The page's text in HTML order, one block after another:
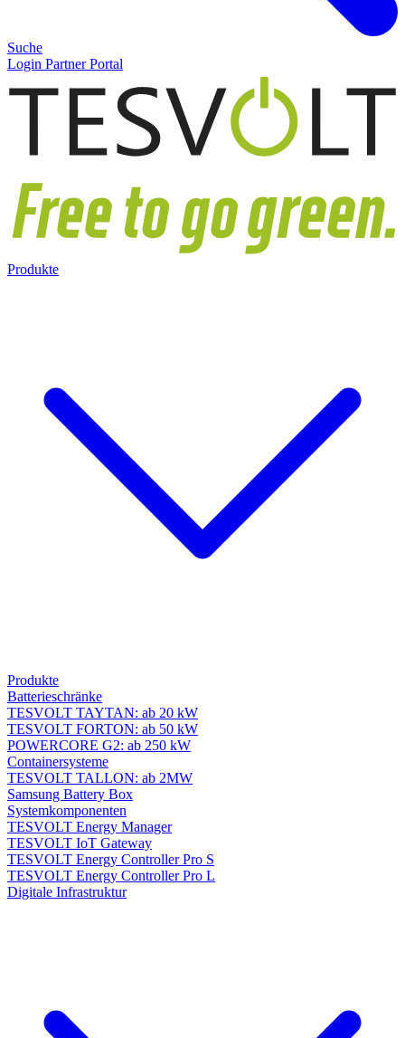
Suche
Login Partner Portal
Produkte
Produkte
Batterieschränke
TESVOLT TAYTAN: ab 20 kW
TESVOLT FORTON: ab 50 kW
POWERCORE G2: ab 250 kW
Containersysteme
TESVOLT TALLON: ab 2MW
Samsung Battery Box
Systemkomponenten
TESVOLT Energy Manager
TESVOLT IoT Gateway
TESVOLT Energy Controller Pro S
TESVOLT Energy Controller Pro L
Digitale Infrastruktur